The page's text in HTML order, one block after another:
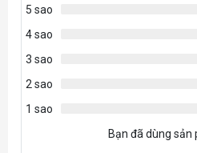
Ổ quang
Card Reader
Bảo mật, công
5 sao
4 sao
3 sao
2 sao
1 sao
Bạn đã dùng sản